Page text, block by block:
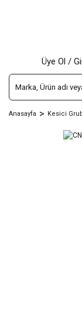
Üye Ol /
Anasayfa Kesici